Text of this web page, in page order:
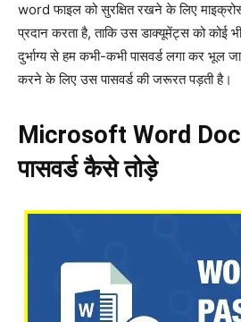
word फाइल को सुरक्षित रखने के लिए
प्रदान करता है, ताकि उस डाक्यूमेंट्स को
दुर्भाग्य से हम कभी-कभी पासवर्ड लगा कर भूल
करने के लिए उस पासवर्ड की जरूरत पड़ती है।
Microsoft Word
पासवर्ड कैसे तोड़े